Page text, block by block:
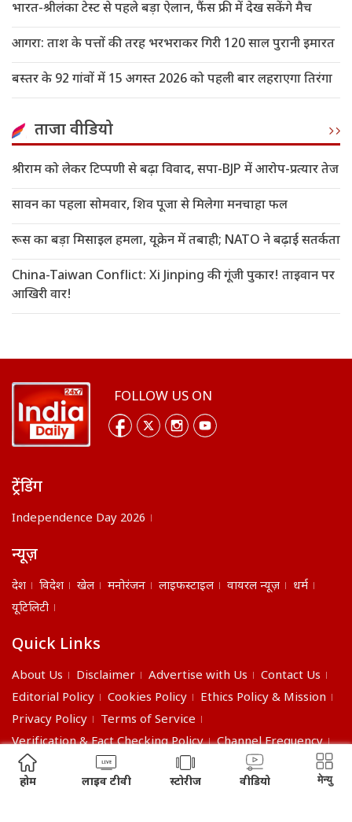
भारत-श्रीलंका टेस्ट से पहले बड़ा ऐलान, फैंस फ्री में देख सकेंगे मैच
आगरा: ताश के पत्तों की तरह भरभराकर गिरी 120 साल पुरानी इमारत
बस्तर के 92 गांवों में 15 अगस्त 2026 को पहली बार लहराएगा तिरंगा
ताजा वीडियो
श्रीराम को लेकर टिप्पणी से बढ़ा विवाद, सपा-BJP में आरोप-प्रत्यार तेज
सावन का पहला सोमवार, शिव पूजा से मिलेगा मनचाहा फल
रूस का बड़ा मिसाइल हमला, यूक्रेन में तबाही; NATO ने बढ़ाई सतर्कता
China-Taiwan Conflict: Xi Jinping की गूंजी पुकार! ताइवान पर
आखिरी वार!
FOLLOW US ON
ट्रेंडिंग
Independence Day 2026
न्यूज़
देश विदेश खेल मनोरंजन लाइफस्टाइल वायरल न्यूज़
धर्म
यूटिलिटी
Quick Links
About Us Disclaimer Advertise with Us
Contact Us
Editorial Policy
Cookies Policy
Ethics Policy & Mission
Privacy Policy
Terms of Service
Verification & Fact Checking Policy
Channel Frequency
©2026 India Daily. All right reserved.
होम लाइव टीवी स्टोरीज वीडियो मेन्यु